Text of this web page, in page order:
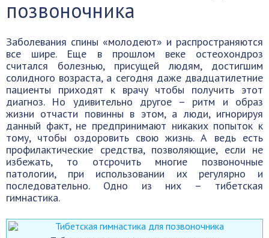
позвоночника
Заболевания спины «молодеют» и распространяются
все шире. Еще в прошлом веке остеохондроз
считался болезнью, присущей людям, достигшим
солидного возраста, а сегодня даже двадцатилетние
пациенты приходят к врачу чтобы получить этот
диагноз. Но удивительно другое – ритм и образ
жизни отчасти повинны в этом, а люди, игнорируя
данный факт, не предпринимают никаких попыток к
тому, чтобы оздоровить свою жизнь. А ведь есть
профилактические средства, позволяющие, если не
избежать, то отсрочить многие позвоночные
патологии, при использовании их регулярно и
последовательно. Одно из них – тибетская
гимнастика.